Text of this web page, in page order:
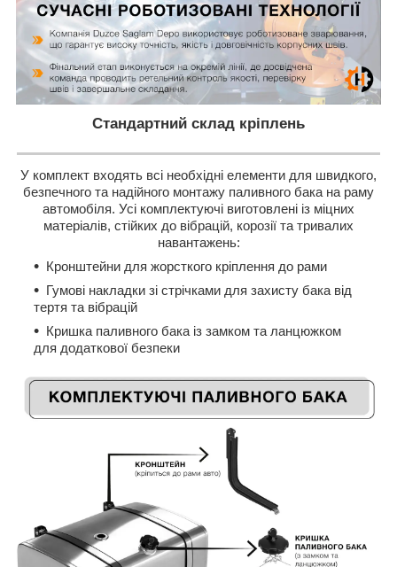
Стандартний склад кріплень
У комплект входять всі необхідні елементи для швидкого,
безпечного та надійного монтажу паливного бака на раму
автомобіля. Усі комплектуючі виготовлені із міцних
матеріалів, стійких до вібрацій, корозії та тривалих
навантажень:
Кронштейни для жорсткого кріплення до рами
Гумові накладки зі стрічками для захисту бака від
тертя та вібрацій
Кришка паливного бака із замком та ланцюжком
для додаткової безпеки